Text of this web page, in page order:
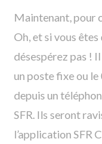
Maintenant, pour
Oh, et si vous
désespérez pas !
un poste fixe ou le
depuis un
SFR. Ils seront
l’application SFR